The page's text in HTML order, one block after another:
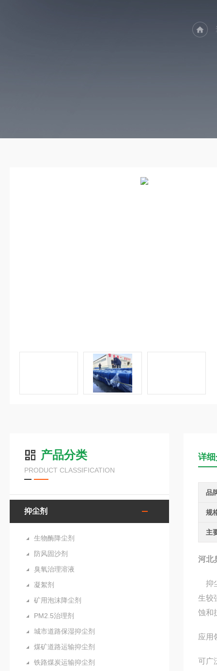
产品分类
PRODUCT CLASSIFICATION
抑尘剂
生物酶降尘剂
防风固沙剂
臭氧治理溶液
凝絮剂
矿用泡沫降尘剂
PM2.5治理剂
城市道路保湿抑尘剂
煤矿道路运输抑尘剂
铁路煤炭运输抑尘剂
详
品
规
主
河北
抑
生较
蚀和
应用
可广